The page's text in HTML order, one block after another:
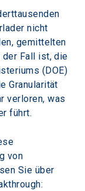
nicht
gemittelten
der Fall ist, die
(DOE)
Granularität
verloren, was
führt.
von
Sie über